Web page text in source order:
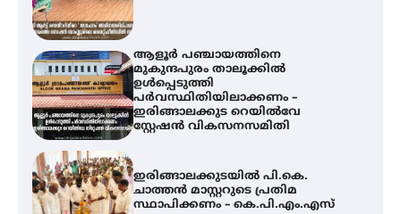
ആളൂർ പഞ്ചായത്തിനെ
മുകുന്ദപുരം താലൂക്കിൽ
ഉൾപ്പെടുത്തി
പർവസ്ഥിതിയിലാക്കണം –
ഇരിങ്ങാലക്കുട റെയിൽവേ
സ്റ്റേഷൻ വികസനസമിതി
ഇരിങ്ങാലക്കുടയിൽ പി.കെ.
ചാത്തൻ മാസ്റ്ററുടെ പ്രതിമ
സ്ഥാപിക്കണം – കെ.പി.എം.എസ്